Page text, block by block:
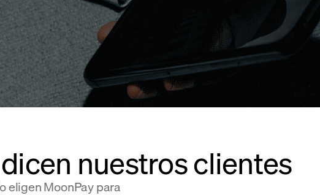
nuestros clientes
eligen MoonPay para